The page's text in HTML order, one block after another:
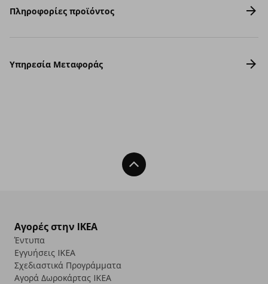
Πληροφορίες προϊόντος
Υπηρεσία Μεταφοράς
Back To Top
Αγορές στην IKEA
Έντυπα
Εγγυήσεις IKEA
Σχεδιαστικά Προγράμματα
Αγορά Δωρoκάρτας IKEA